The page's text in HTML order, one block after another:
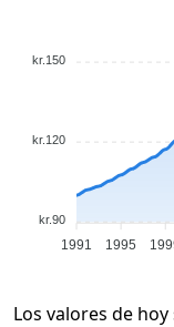
kr.150
kr.120
kr.90
1991 1995
Los valores de